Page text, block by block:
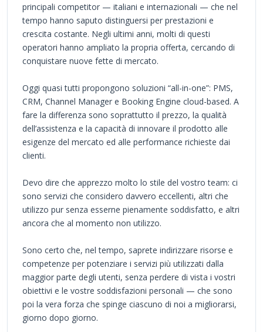
principali competitor — italiani e internazionali — che nel
tempo hanno saputo distinguersi per prestazioni e
crescita costante. Negli ultimi anni, molti di questi
operatori hanno ampliato la propria offerta, cercando di
conquistare nuove fette di mercato.
Oggi quasi tutti propongono soluzioni “all-in-one”: PMS,
CRM, Channel Manager e Booking Engine cloud-based. A
fare la differenza sono soprattutto il prezzo, la qualità
dell’assistenza e la capacità di innovare il prodotto alle
esigenze del mercato ed alle performance richieste dai
clienti.
Devo dire che apprezzo molto lo stile del vostro team: ci
sono servizi che considero davvero eccellenti, altri che
utilizzo pur senza esserne pienamente soddisfatto, e altri
ancora che al momento non utilizzo.
Sono certo che, nel tempo, saprete indirizzare risorse e
competenze per potenziare i servizi più utilizzati dalla
maggior parte degli utenti, senza perdere di vista i vostri
obiettivi e le vostre soddisfazioni personali — che sono
poi la vera forza che spinge ciascuno di noi a migliorarsi,
giorno dopo giorno.